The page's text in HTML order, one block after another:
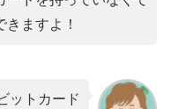
きますよ！
ットカード